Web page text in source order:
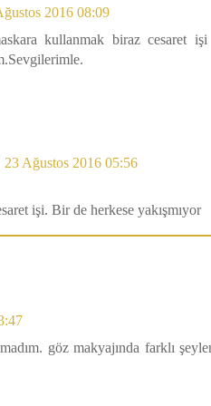
2016 08:09
kullanmak biraz cesaret
23 Ağustos 2016 05:56
işi. Bir de herkese yakışmıyor
göz makyajında farklı